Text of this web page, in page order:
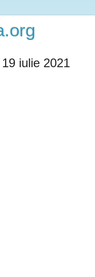
iulie 2021